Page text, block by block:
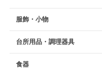
服飾・小物
台所用品・調理器具
食器